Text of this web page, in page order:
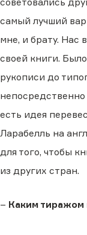
советовались
самый лучший
мне, и брату. Нас
своей книги.
рукописи до
есть идея
Ларабелль на
для того, чтобы
из других стран.
– Каким тиражом